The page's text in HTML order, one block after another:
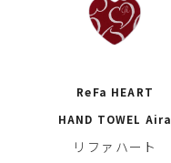
ReFa HEART
HAND TOWEL Aira
リファハート